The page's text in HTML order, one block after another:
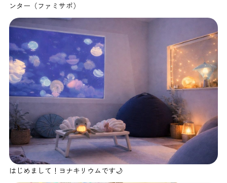
ンター（ファミサポ）
はじめまして！ヨナキリウムです🌙